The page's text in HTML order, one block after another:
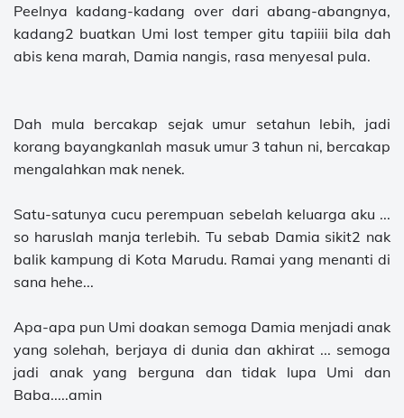
Peelnya kadang-kadang over dari abang-abangnya,
kadang2 buatkan Umi lost temper gitu tapiiii bila dah
abis kena marah, Damia nangis, rasa menyesal pula.
Dah mula bercakap sejak umur setahun lebih, jadi
korang bayangkanlah masuk umur 3 tahun ni, bercakap
mengalahkan mak nenek.
Satu-satunya cucu perempuan sebelah keluarga aku ...
so haruslah manja terlebih. Tu sebab Damia sikit2 nak
balik kampung di Kota Marudu. Ramai yang menanti di
sana hehe...
Apa-apa pun Umi doakan semoga Damia menjadi anak
yang solehah, berjaya di dunia dan akhirat ... semoga
jadi anak yang berguna dan tidak lupa Umi dan
Baba.....amin